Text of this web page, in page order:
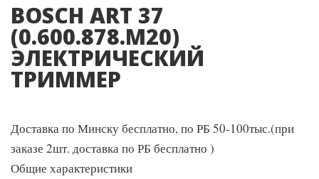
BOSCH ART 37
(0.600.878.M20)
ЭЛЕКТРИЧЕСКИЙ
ТРИММЕР
Доставка по Минску бесплатно, по РБ 50-100тыс.(при
заказе 2шт. доставка по РБ бесплатно )
Общие характеристики